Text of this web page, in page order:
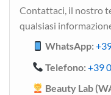
Contattaci, il nostro
qualsiasi
WhatsApp:
Telefono:+39
Beauty Lab